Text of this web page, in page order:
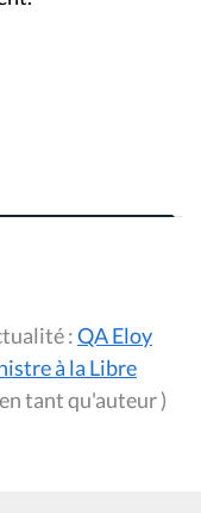
Question d'actualité :QA Eloy
à la Libre
(en tant qu'auteur )